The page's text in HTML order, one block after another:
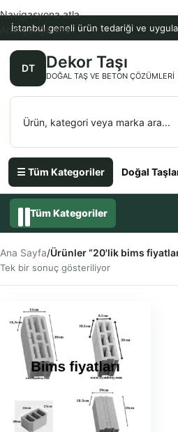
İstanbul geneli ürün tedariği ve
DT Dekor Taşı
DOĞAL TAŞ VE BETON ÇÖZÜMLERI
☰ Tüm Kategoriler Doğal
Navigasyona atla
Ana içeriğe atla
Tüm Kategoriler
Ana Sayfa/Ürünler “20'lik bims
Tek bir sonuç gösteriliyor